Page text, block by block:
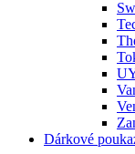
Dárkové